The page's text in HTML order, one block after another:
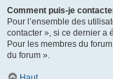
Comment puis-je
Pour l’ensemble des
contacter », si ce dernier a
Pour les membres du
du forum ».